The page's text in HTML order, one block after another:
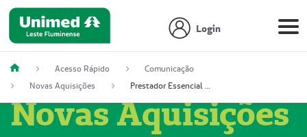
Login
Acesso Rápido
Comunicação
Novas Aquisições
Prestador Essencial Gestão em Saúde Ereli (51004354-7)
Novas Aquisições